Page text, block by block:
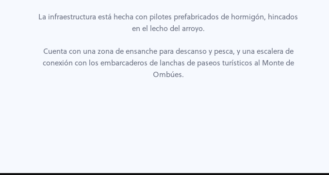
La infraestructura está hecha con pilotes prefabricados de hormigón, hincados
en el lecho del arroyo.
Cuenta con una zona de ensanche para descanso y pesca, y una escalera de
conexión con los embarcaderos de lanchas de paseos turísticos al Monte de
Ombúes.